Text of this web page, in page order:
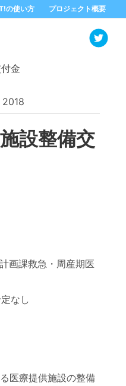
の使い方 プロジェクト概要
金
2018
設整備交
画課救急・周産期医
なし
医療提供施設の整備